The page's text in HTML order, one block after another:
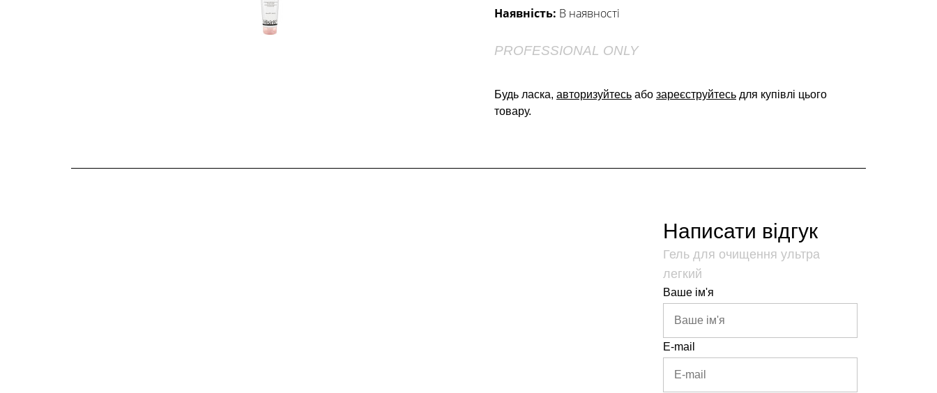
Наявність: В наявності
PROFESSIONAL ONLY
Будь ласка, авторизуйтесь або зареєструйтесь для купівлі цього
товару.
Написати відгук
Гель для очищення ультра
легкий
Ваше ім'я
E-mail